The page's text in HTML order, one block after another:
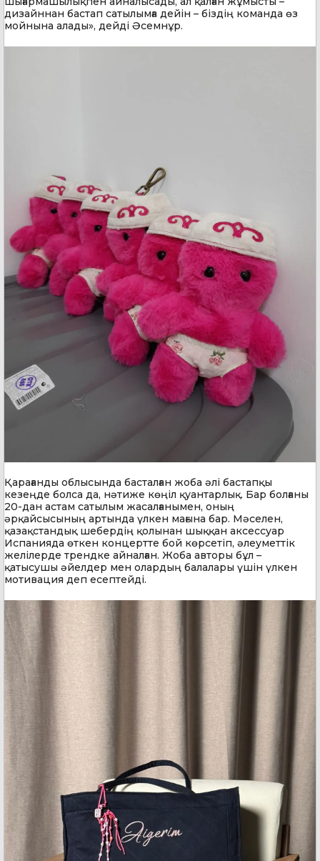
дизайннан бастап сатылымға дейін – біздің команда өз
мойнына алады», дейді Әсемнұр.
Қарағанды облысында басталған жоба әлі бастапқы
кезеңде болса да, нәтиже көңіл қуантарлық. Бар болғаны
20-дан астам сатылым жасалғанымен, оның
әрқайсысының артында үлкен мағына бар. Мәселен,
қазақстандық шебердің қолынан шыққан аксессуар
Испанияда өткен концертте бой көрсетіп, әлеуметтік
желілерде трендке айналған. Жоба авторы бұл –
қатысушы әйелдер мен олардың балалары үшін үлкен
мотивация деп есептейді.